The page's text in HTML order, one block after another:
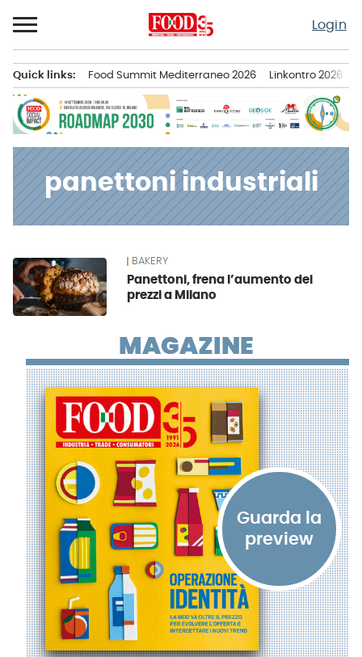
al
contenuto
Login
principale
Quick links: Food Summit Mediterraneo 2026 Linkontro 2026
panettoni industriali
News BAKERY
Panettoni, frena l’aumento dei
prezzi a Milano
MAGAZINE